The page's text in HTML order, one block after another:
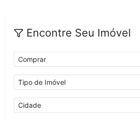
Encontre Seu Imóvel